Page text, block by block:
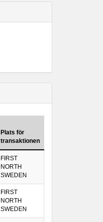
Plats för
transaktionen
FIRST
NORTH
SWEDEN
FIRST
NORTH
SWEDEN